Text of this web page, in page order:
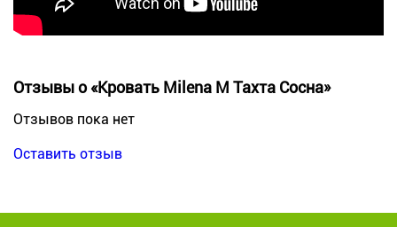
Отзывы о «Кровать Milena М Тахта Сосна»
Отзывов пока нет
Оставить отзыв